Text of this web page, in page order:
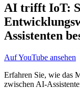
AI trifft IoT:
Assistenten
Auf YouTube ansehen
Erfahren Sie, wie das
zwischen AI-